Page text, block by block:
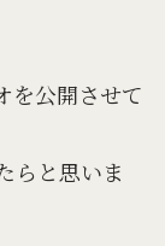
を公開させて
らと思いま